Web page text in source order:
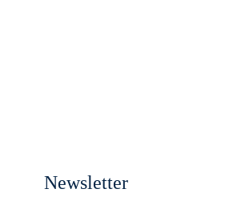
Newsletter